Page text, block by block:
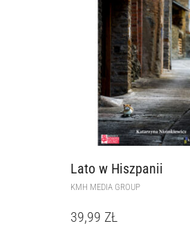
Lato w Hiszpanii
KMH MEDIA GROUP
39,99 ZŁ